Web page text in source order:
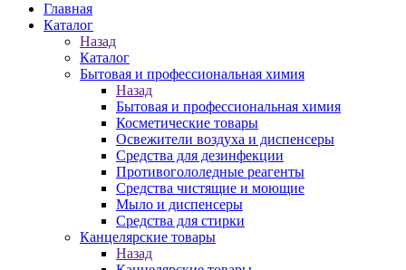
Главная
Каталог
Назад
Каталог
Бытовая и профессиональная химия
Назад
Бытовая и профессиональная химия
Косметические товары
Освежители воздуха и диспенсеры
Средства для дезинфекции
Противогололедные реагенты
Средства чистящие и моющие
Мыло и диспенсеры
Средства для стирки
Канцелярские товары
Назад